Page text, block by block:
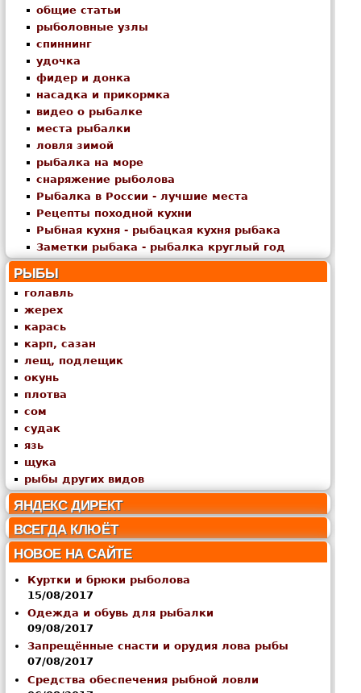
общие статьи
рыболовные узлы
спиннинг
удочка
фидер и донка
насадка и прикормка
видео о рыбалке
места рыбалки
ловля зимой
рыбалка на море
снаряжение рыболова
Рыбалка в России - лучшие места
Рецепты походной кухни
Рыбная кухня - рыбацкая кухня рыбака
Заметки рыбака - рыбалка круглый год
РЫБЫ
голавль
жерех
карась
карп, сазан
лещ, подлещик
окунь
плотва
сом
судак
язь
щука
рыбы других видов
ЯНДЕКС ДИРЕКТ
ВСЕГДА КЛЮЁТ
НОВОЕ НА САЙТЕ
Куртки и брюки рыболова
15/08/2017
Одежда и обувь для рыбалки
09/08/2017
Запрещённые снасти и орудия лова рыбы
07/08/2017
Средства обеспечения рыбной ловли